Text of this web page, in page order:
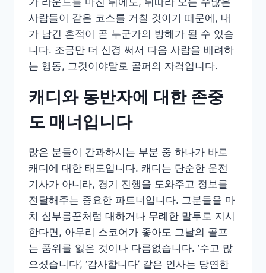
사람들이 같은 코스를 거칠 것이기 때문에, 내
가 남긴 흔적이 곧 누군가의 방해가 될 수 있습
니다. 조금만 더 신경 써서 다음 사람을 배려하
는 행동, 그것이야말로 골퍼의 자격입니다.
캐디와 동반자에 대한 존중
도 매너입니다
많은 분들이 간과하시는 부분 중 하나가 바로
캐디에 대한 태도입니다. 캐디는 단순한 운전
기사가 아니라, 경기 진행을 도와주고 정보를
전달해주는 중요한 파트너입니다. 그분들을 마
치 심부름꾼처럼 대하거나 무례한 말투로 지시
한다면, 아무리 스코어가 좋아도 그날의 골프
는 품위를 잃은 것이나 다름없습니다. ‘수고 많
으셨습니다’, ‘감사합니다’ 같은 인사는 당연한